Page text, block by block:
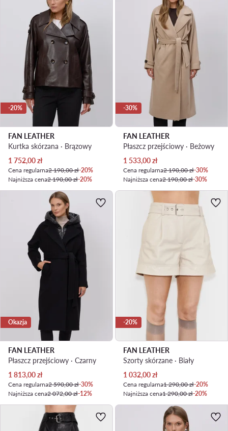
-20%
FAN LEATHER
Kurtka skórzana · Brązowy
Aktualna cena
1 752,00zł
Cena regularna2 190,00 zł-20%
Najniższa cena2 190,00 zł-20%
-30%
FAN LEATHER
Płaszcz przejściowy · Beżowy
Aktualna cena
1 533,00zł
Cena regularna2 190,00 zł-30%
Najniższa cena2 190,00 zł-30%
Okazja
FAN LEATHER
Płaszcz przejściowy · Czarny
Aktualna cena
1 813,00zł
Cena regularna2 590,00 zł-30%
Najniższa cena2 072,00 zł-12%
-20%
FAN LEATHER
Szorty skórzane · Biały
Aktualna cena
1 032,00zł
Cena regularna1 290,00 zł-20%
Najniższa cena1 290,00 zł-20%